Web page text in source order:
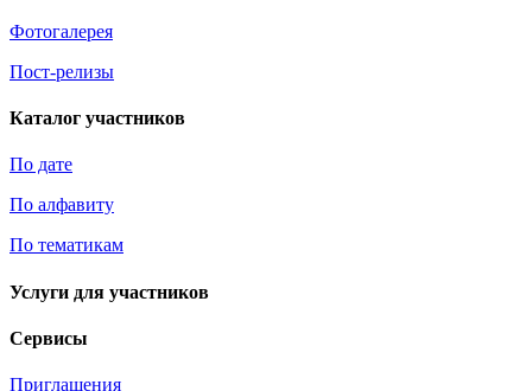
Фотогалерея
Пост-релизы
Каталог участников
По дате
По алфавиту
По тематикам
Услуги для участников
Сервисы
Приглашения